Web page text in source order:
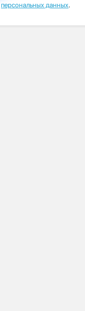
персональных данных.